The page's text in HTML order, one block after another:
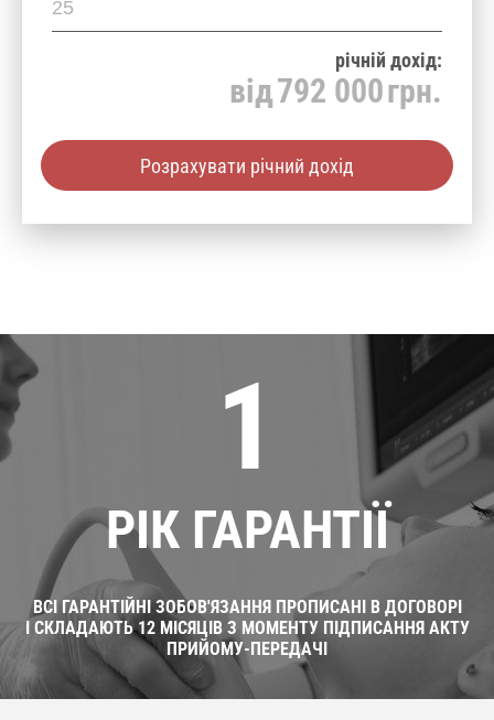
річнiй дохід:
від792 000грн.
Розрахувати річний дохід
1
РІК ГАРАНТІЇ
ВСІ ГАРАНТІЙНІ ЗОБОВ'ЯЗАННЯ ПРОПИСАНІ В ДОГОВОРІ
І СКЛАДАЮТЬ 12 МІСЯЦІВ З МОМЕНТУ ПІДПИСАННЯ АКТУ
ПРИЙОМУ-ПЕРЕДАЧІ